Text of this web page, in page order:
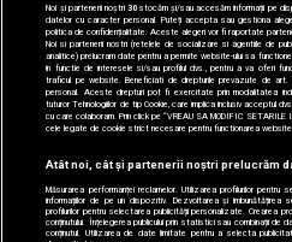
Noi și partenerii noștri30stocăm și/sau accesăm informații pe
datelor cu caracter personal. Puteți accepta sau gestiona
politica de confidențialitate. Aceste alegeri vor fi raportate
Noi si partenerii nostri (retelele de socializare si agentiile de
analitice) prelucram date pentru a permite website-ului sa
in functie de interesele si/sau profilul dvs., pentru a va oferi
traficul pe website. Beneficiati de drepturile prevazute de art.
personal. Aceste drepturi pot fi exercitate prin modalitatea
tuturor Tehnologiilor de tip Cookie, care implica inclusiv acceptul
cu care colaboram. Prin click pe “VREAU SA MODIFIC SETARILE
cele legate de cookie strict necesare pentru functionarea
Atât noi, cât și partenerii noștri prelucrăm
Măsurarea performanței reclamelor. Utilizarea profilurilor
informațiilor de pe un dispozitiv. Dezvoltarea și îmbunătățirea
profilurilor pentru selectarea publicității personalizate. Crearea
conținutului. Înțelegerea publicului prin statistici sau combinații
conținutul. Utilizarea de date limitate pentru a selecta